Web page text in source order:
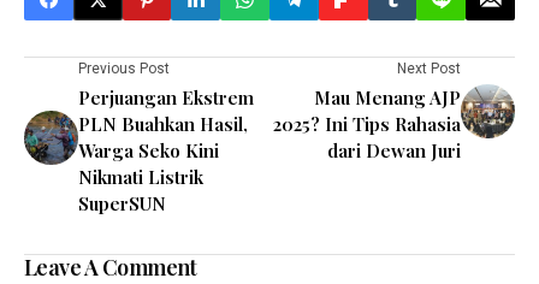
Previous Post
Perjuangan Ekstrem
PLN Buahkan Hasil,
Warga Seko Kini
Nikmati Listrik
SuperSUN
Next Post
Mau Menang AJP
2025? Ini Tips Rahasia
dari Dewan Juri
Leave A Comment